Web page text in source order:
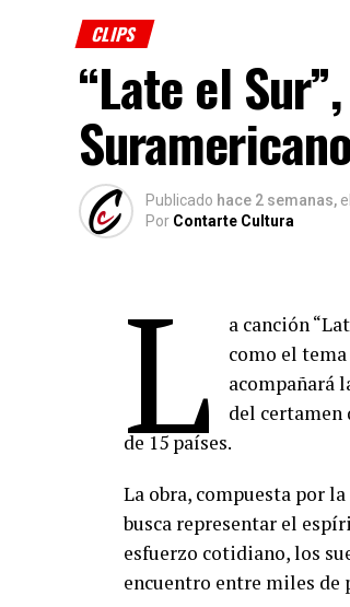
(Fuente:
Comparte esto:
CLIPS
“Late el
Publicado hace 2 semanas, el
Por Contarte Cultura
L a canción
como el
acompañará
del certamen
de 15 países.
La obra, compuesta por
busca representar el
esfuerzo cotidiano, los
encuentro entre miles de